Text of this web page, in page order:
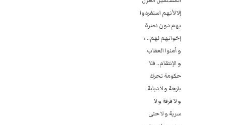
إلا لأنهم استفردوا
بهم دون نصرة
إخوانهم لهم.. ،
و أمنوا العقاب
و الإنتقام.. فلا
حكومة تحرك
بارجة و لا دبابة
و لا فرقة و لا
سرية و لا حتى